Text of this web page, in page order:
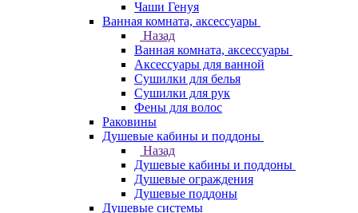
Чаши Генуя
Ванная комната, аксессуары
Назад
Ванная комната, аксессуары
Аксессуары для ванной
Сушилки для белья
Сушилки для рук
Фены для волос
Раковины
Душевые кабины и поддоны
Назад
Душевые кабины и поддоны
Душевые ограждения
Душевые поддоны
Душевые системы